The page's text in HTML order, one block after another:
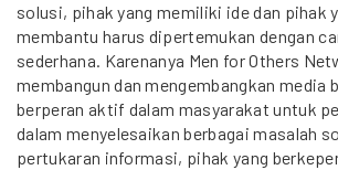
solusi, pihak yang memiliki ide dan pihak
membantu harus dipertemukan dengan
sederhana. Karenanya Men for Others
membangun dan mengembangkan media
berperan aktif dalam masyarakat untuk
dalam menyelesaikan berbagai masalah
pertukaran informasi, pihak yang